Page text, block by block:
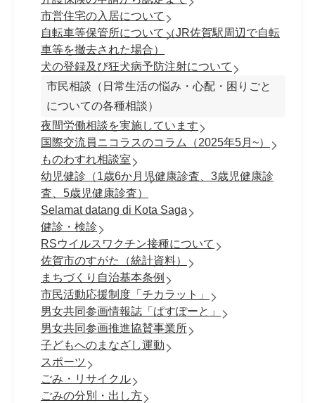
市営住宅の入居について
自転車等保管所について（JR佐賀駅周辺で自転
車等を撤去された場合）
犬の登録及び狂犬病予防注射について
市民相談（日常生活の悩み・心配・困りごと
についての各種相談）
夜間労働相談を実施しています
国際交流員ニコラスのコラム（2025年5月~）
ものわすれ相談室
幼児健診（1歳6か月児健康診査、3歳児健康診
査、5歳児健康診査）
Selamat datang di Kota Saga
健診・検診
RSウイルスワクチン接種について
佐賀市のすがた（統計資料）
まちづくり自治基本条例
市民活動応援制度「チカラット」
男女共同参画情報誌「ぱすぽーと」
男女共同参画推進協賛事業所
子どもへのまなざし運動
スポーツ
ごみ・リサイクル
ごみの分別・出し方